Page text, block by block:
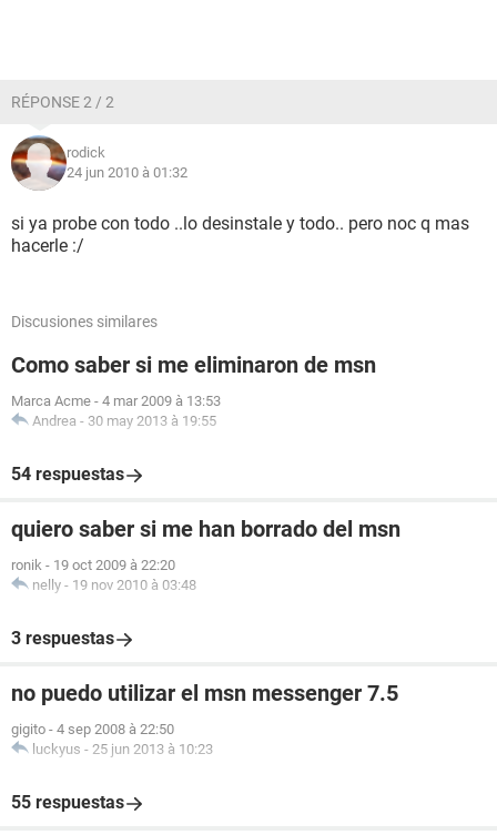
RÉPONSE 2 / 2
rodick
24 jun 2010 à 01:32
si ya probe con todo ..lo desinstale y todo.. pero noc q mas
hacerle :/
Discusiones similares
Como saber si me eliminaron de msn
Marca Acme - 4 mar 2009 à 13:53
Andrea - 30 may 2013 à 19:55
54 respuestas
quiero saber si me han borrado del msn
ronik - 19 oct 2009 à 22:20
nelly - 19 nov 2010 à 03:48
3 respuestas
no puedo utilizar el msn messenger 7.5
gigito - 4 sep 2008 à 22:50
luckyus - 25 jun 2013 à 10:23
55 respuestas